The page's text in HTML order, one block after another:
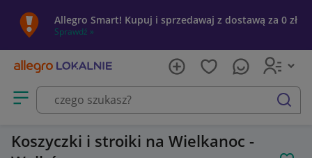
Allegro Smart! Kupuj i sprzedawaj z dostawą za 0 zł
Sprawdź »
Otwórz menu z kategoriami
szukaj
Koszyczki i stroiki na Wielkanoc -